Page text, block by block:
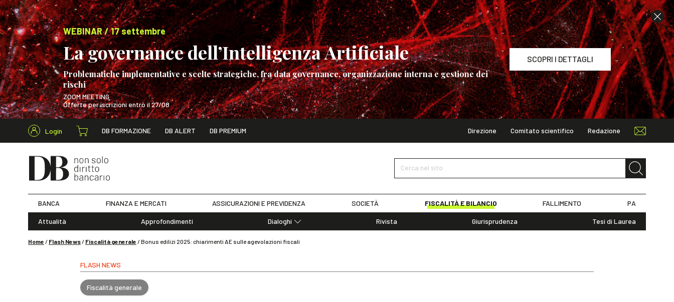
WEBINAR / 17 settembre
La governance dell’Intelligenza Artificiale
Problematiche implementative e scelte strategiche, fra data governance, organizzazione interna e gestione dei
rischi
ZOOM MEETING
Offerte per iscrizioni entro il 27/08
SCOPRI I DETTAGLI
WEBINAR / 17 settembre
Login DB FORMAZIONE DB ALERT DB PREMIUM Direzione Comitato scientifico Redazione
Cerca nel sito
Cerca nel sito
BANCA FINANZA E MERCATI ASSICURAZIONI E PREVIDENZA SOCIETÀ FISCALITÀ E BILANCIO FALLIMENTO PA
Attualità Approfondimenti
Dialoghi
Rivista Giurisprudenza Tesi di Laurea
Home / Flash News/ Fiscalità generale /Bonus edilizi 2025: chiarimenti AE sulle agevolazioni fiscali
FLASH NEWS
Fiscalità generale